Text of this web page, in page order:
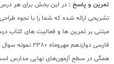
تمرین و پاسخ : در این بخش برای هر درس
تشریحی ارائه شده که شما را با نحوه
مبتنی بر تمرین ها و فعالیت های کتاب
فارسی دوازدهم
همگی در سطح آزمون‌های نهایی مدارس